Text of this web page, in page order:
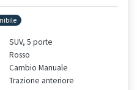
SUV, 5 porte
Rosso
Cambio Manuale
Trazione anteriore